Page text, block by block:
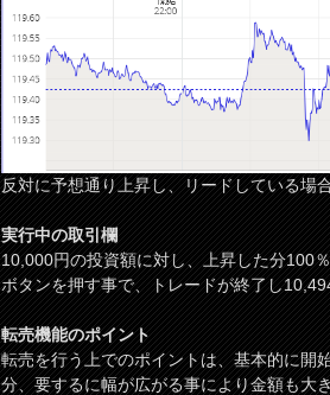
反対に予想通り上昇し、リードしている場
実行中の取引欄
10,000円の投資額に対し、上昇した分100
ボタンを押す事で、トレードが終了し
転売機能のポイント
転売を行う上でのポイントは、基本的に開
分、要するに幅が広がる事により金額も大